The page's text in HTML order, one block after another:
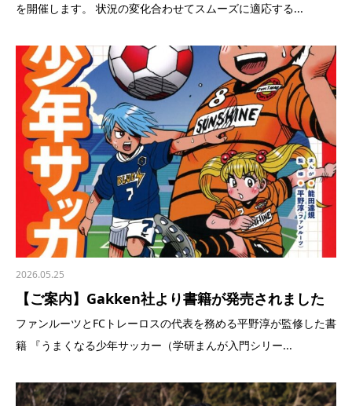
を開催します。 状況の変化合わせてスムーズに適応する...
2026.05.25
【ご案内】Gakken社より書籍が発売されました
ファンルーツとFCトレーロスの代表を務める平野淳が監修した書
籍 『うまくなる少年サッカー（学研まんが入門シリー...